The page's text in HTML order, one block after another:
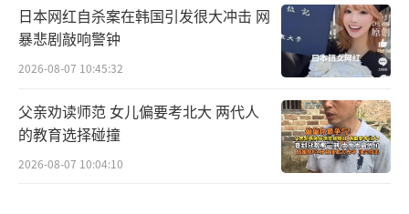
日本网红自杀案在韩国引发很大冲击 网
暴悲剧敲响警钟
2026-08-07 10:45:32
父亲劝读师范 女儿偏要考北大 两代人
的教育选择碰撞
2026-08-07 10:04:10